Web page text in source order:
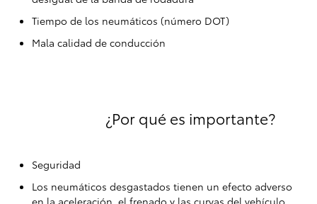
Tiempo de los neumáticos (número DOT)
Mala calidad de conducción
¿Por qué es importante?
Seguridad
Los neumáticos desgastados tienen un efecto adverso